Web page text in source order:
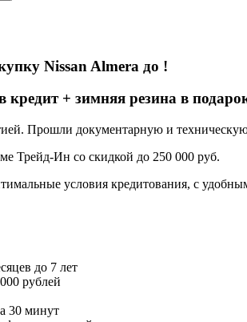
Nissan Almera до !
+ зимняя резина в
Прошли документарную и
Трейд-Ин со скидкой до 250 000 руб.
условия кредитования, с
до 7 лет
рублей
30 минут